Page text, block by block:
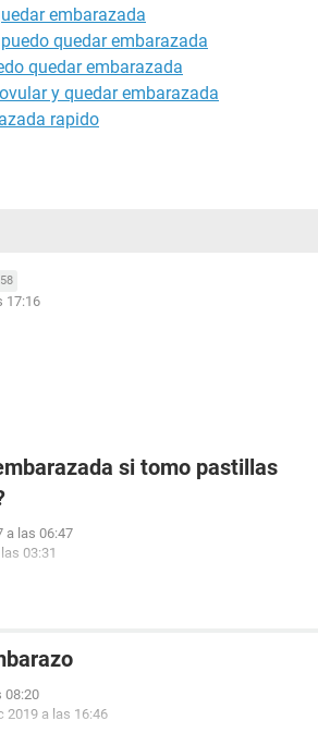
embarazada
quedar embarazada
quedar embarazada
y quedar embarazada
rapido
17:16
si tomo pastillas
a las 06:47
03:31
08:20
2019 a las 16:46